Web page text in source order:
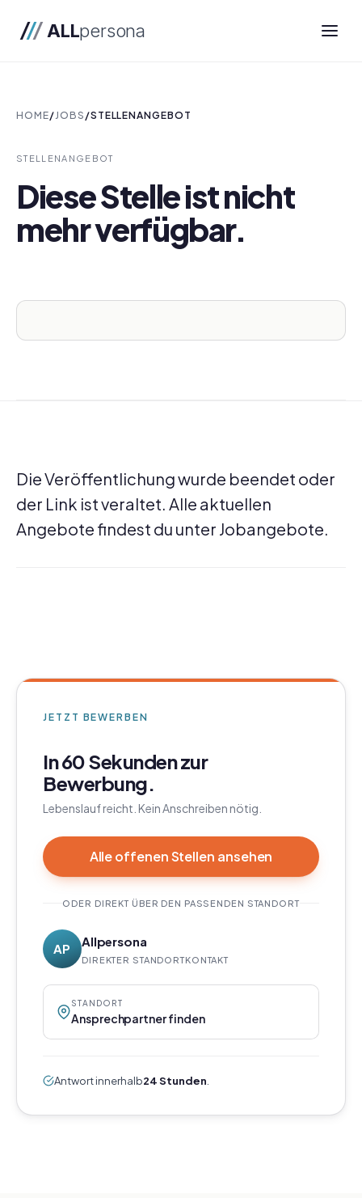
ALLpersona
HOME/JOBS /STELLENANGEBOT
STELLENANGEBOT
Diese Stelle ist nicht
mehr verfügbar.
Die Veröffentlichung wurde beendet oder
der Link ist veraltet. Alle aktuellen
Angebote findest du unter Jobangebote.
JETZT BEWERBEN
In 60 Sekunden zur
Bewerbung.
Lebenslauf reicht. Kein Anschreiben nötig.
Alle offenen Stellen ansehen
ODER DIREKT ÜBER DEN PASSENDEN STANDORT
AP Allpersona
DIREKTER STANDORTKONTAKT
STANDORT
Ansprechpartner finden
Antwort innerhalb24 Stunden